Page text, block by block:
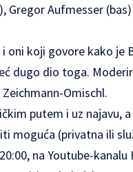
Aufmesser
koji govore kako je
dugo dio toga.
Omischl.
putem i uz najavu,
moguća (privatna ili
na Youtube-